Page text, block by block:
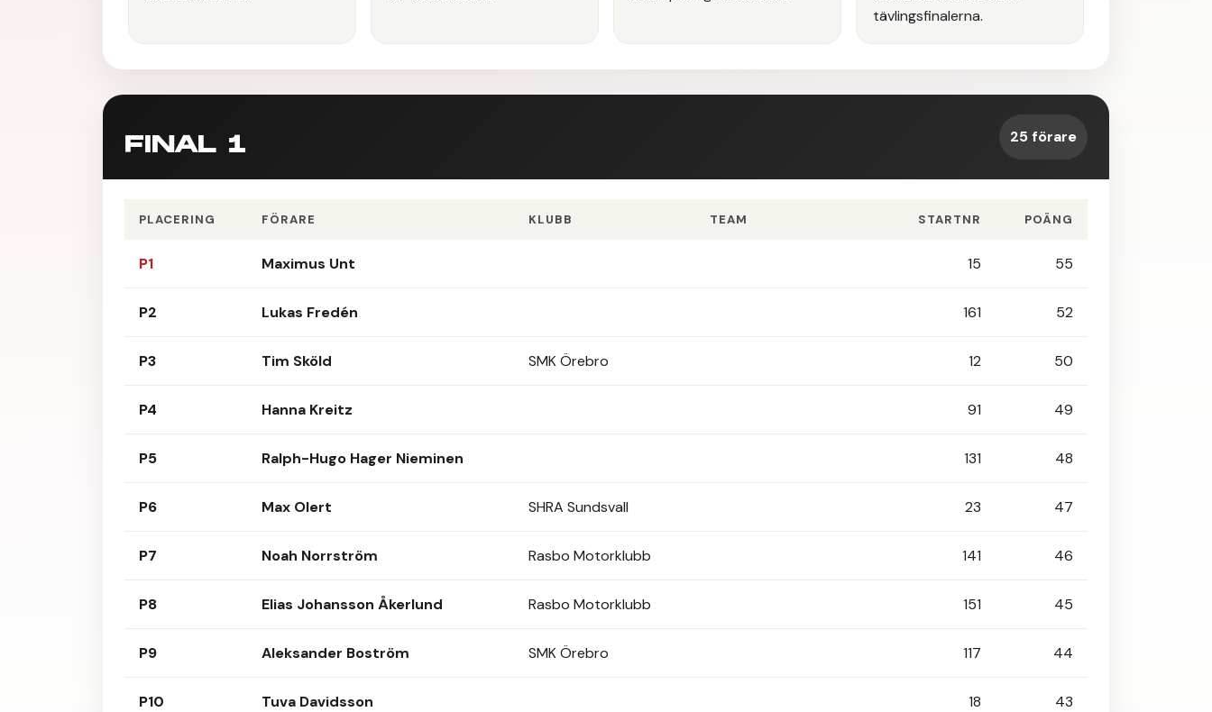
tävlingsfinalerna.
FINAL 1 25 förare
PLACERING FÖRARE KLUBB TEAM STARTNR POÄNG
P1 Maximus Unt 15 55
P2 Lukas Fredén 161 52
P3 Tim Sköld SMK Örebro 12 50
P4 Hanna Kreitz 91 49
P5 Ralph-Hugo Hager Nieminen 131 48
P6 Max Olert SHRA Sundsvall 23 47
P7 Noah Norrström Rasbo Motorklubb 141 46
P8 Elias Johansson Åkerlund Rasbo Motorklubb 151 45
P9 Aleksander Boström SMK Örebro 117 44
P10 Tuva Davidsson 18 43